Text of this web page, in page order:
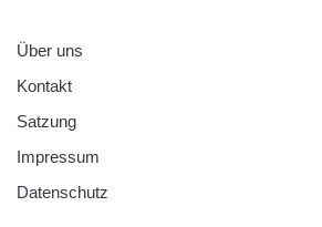
Über uns
Kontakt
Satzung
Impressum
Datenschutz